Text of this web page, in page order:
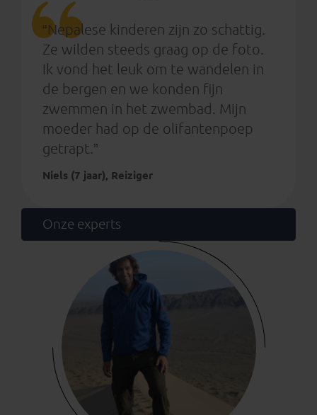
“Nepalese kinderen zijn zo schattig.
Ze wilden steeds graag op de foto.
Ik vond het leuk om te wandelen in
de bergen en we konden fijn
zwemmen in het zwembad. Mijn
moeder had op de olifantenpoep
getrapt.”
Niels (7 jaar), Reiziger
Onze experts